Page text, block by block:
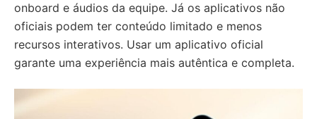
onboard e áudios da equipe. Já os aplicativos não
oficiais podem ter conteúdo limitado e menos
recursos interativos. Usar um aplicativo oficial
garante uma experiência mais autêntica e completa.